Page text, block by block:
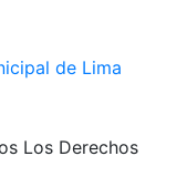
de Lima
Los Derechos